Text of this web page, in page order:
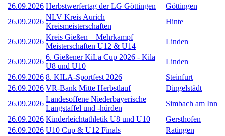
26.09.2026 Herbstwerfertag der LG Göttingen
Göttingen
26.09.2026
NLV Kreis Aurich
Kreismeisterschaften
Hinte
26.09.2026
Kreis Gießen – Mehrkampf
Meisterschaften U12 & U14
Linden
26.09.2026
6. Gießener KiLa Cup 2026 - Kila
U8 und U10
Linden
26.09.2026 8. KILA-Sportfest 2026
Steinfurt
26.09.2026 VR-Bank Mitte Herbstlauf
Dingelstädt
26.09.2026
Landesoffene Niederbayerische
Langstaffel und -hürden
Simbach am Inn
26.09.2026 Kinderleichtathletik U8 und U10
Gersthofen
26.09.2026 U10 Cup & U12 Finals
Ratingen